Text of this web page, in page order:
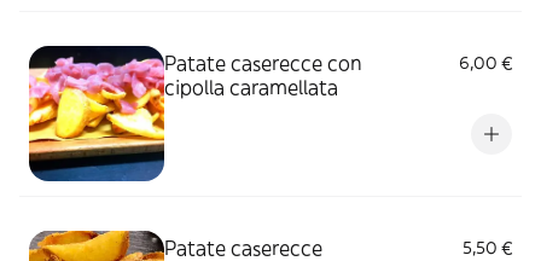
Patate caserecce con
cipolla caramellata
6,00 €
Patate caserecce 5,50 €